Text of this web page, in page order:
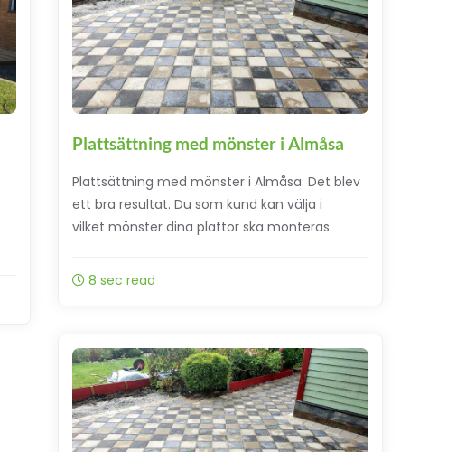
Plattsättning med mönster i Almåsa
Plattsättning med mönster i Almåsa. Det blev
ett bra resultat. Du som kund kan välja i
vilket mönster dina plattor ska monteras.
8 sec read